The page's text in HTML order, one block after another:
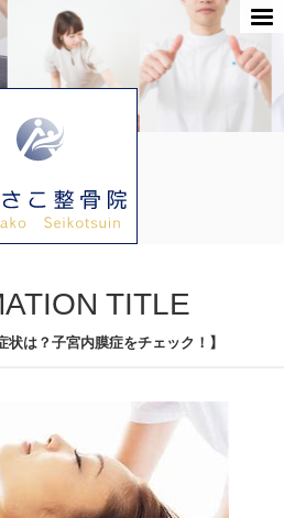
TITLE
状は？子宮内膜症をチェック！】